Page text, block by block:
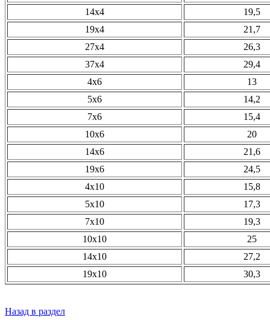
14х4
19,5
19х4
21,7
27х4
26,3
37х4
29,4
4х6
13
5х6
14,2
7х6
15,4
10х6
20
14х6
21,6
19х6
24,5
4х10
15,8
5х10
17,3
7х10
19,3
10х10
25
14х10
27,2
19х10
30,3
Назад в раздел